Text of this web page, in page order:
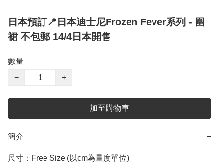
日本預訂📍日本迪士尼Frozen Fever系列 - 圍
裙 不包郵 14/4日本開售
數量
−
+
加至購物車
簡介 −
尺寸：Free Size (以cm為量度單位)